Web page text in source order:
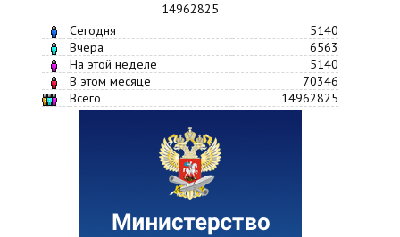
14962825
Сегодня
5140
Вчера
6563
На этой неделе
5140
В этом месяце
70346
Всего
14962825